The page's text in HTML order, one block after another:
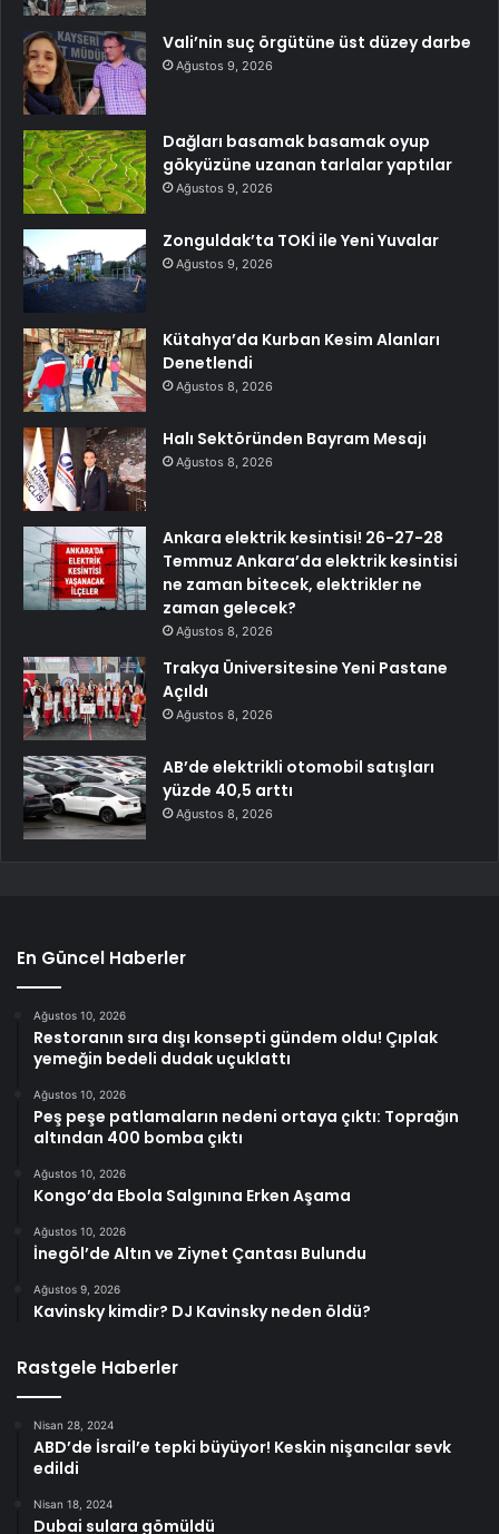
Vali’nin suç örgütüne üst düzey darbe
Ağustos 9, 2026
Dağları basamak basamak oyup
gökyüzüne uzanan tarlalar yaptılar
Ağustos 9, 2026
Zonguldak’ta TOKİ ile Yeni Yuvalar
Ağustos 9, 2026
Kütahya’da Kurban Kesim Alanları
Denetlendi
Ağustos 8, 2026
Halı Sektöründen Bayram Mesajı
Ağustos 8, 2026
Ankara elektrik kesintisi! 26-27-28
Temmuz Ankara’da elektrik kesintisi
ne zaman bitecek, elektrikler ne
zaman gelecek?
Ağustos 8, 2026
Trakya Üniversitesine Yeni Pastane
Açıldı
Ağustos 8, 2026
AB’de elektrikli otomobil satışları
yüzde 40,5 arttı
Ağustos 8, 2026
En Güncel Haberler
Ağustos 10, 2026
Restoranın sıra dışı konsepti gündem oldu! Çıplak
yemeğin bedeli dudak uçuklattı
Ağustos 10, 2026
Peş peşe patlamaların nedeni ortaya çıktı: Toprağın
altından 400 bomba çıktı
Ağustos 10, 2026
Kongo’da Ebola Salgınına Erken Aşama
Ağustos 10, 2026
İnegöl’de Altın ve Ziynet Çantası Bulundu
Ağustos 9, 2026
Kavinsky kimdir? DJ Kavinsky neden öldü?
Rastgele Haberler
Nisan 28, 2024
ABD’de İsrail’e tepki büyüyor! Keskin nişancılar sevk
edildi
Nisan 18, 2024
Dubai sulara gömüldü